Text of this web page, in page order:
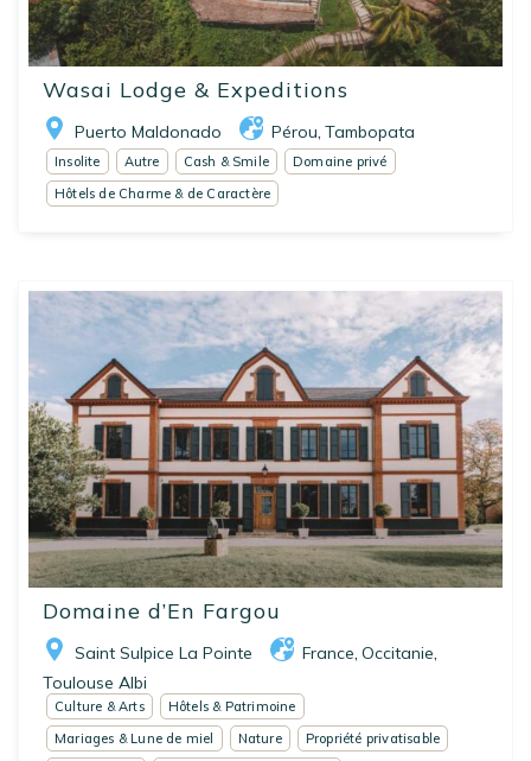
Wasai Lodge & Expeditions
Puerto Maldonado Pérou, Tambopata
Insolite Autre Cash & Smile
Domaine privé
Hôtels de Charme & de Caractère
Domaine d’En Fargou
Saint Sulpice La Pointe France, Occitanie,
Toulouse Albi
Culture & Arts
Hôtels & Patrimoine
Mariages & Lune de miel
Nature
Propriété privatisable